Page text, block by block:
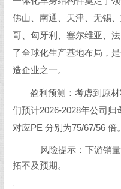
佛山、南通、天津、无锡
哥、匈牙利、塞尔维亚、
了全球化生产基地布局，
造企业之一。
盈利预测：考虑到原
们预计2026-2028年公司归
对应PE 分别为75/67/56 倍。
风险提示：下游销量不
拓不及预期。